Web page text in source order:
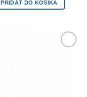
PRIDAŤ DO KOŠÍKA